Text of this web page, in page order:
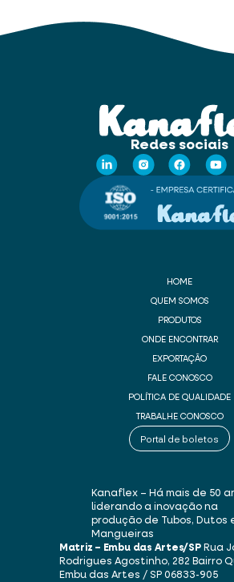
Redes sociais
HOME
QUEM SOMOS
PRODUTOS
ONDE ENCONTRAR
EXPORTAÇÃO
FALE CONOSCO
POLÍTICA DE QUALIDADE
TRABALHE CONOSCO
Portal de boletos
Kanaflex – Há mais de 50
liderando a inovação na
produção de Tubos, Dutos
Mangueiras
Matriz – Embu das Artes/SPRua
Rodrigues Agostinho, 282 Bairro
Embu das Artes / SP06833-905